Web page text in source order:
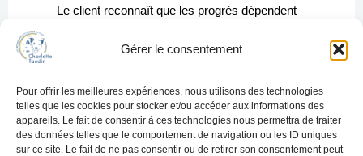
Gérer le consentement
Pour offrir les meilleures expériences, nous utilisons des technologies
telles que les cookies pour stocker et/ou accéder aux informations des
appareils. Le fait de consentir à ces technologies nous permettra de traiter
des données telles que le comportement de navigation ou les ID uniques
sur ce site. Le fait de ne pas consentir ou de retirer son consentement peut
Le client reconnaît que les progrès dépendent
l’application des recommandations, ainsi que
peuvent être entièrement prévisibles.
Aucune méthode ne peut aboutir sans effort du
client. Par conséquent, pour maximiser les